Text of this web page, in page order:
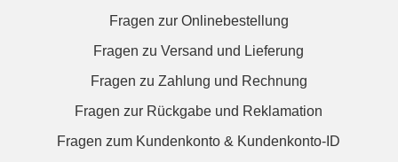
Fragen zur Onlinebestellung
Fragen zu Versand und Lieferung
Fragen zu Zahlung und Rechnung
Fragen zur Rückgabe und Reklamation
Fragen zum Kundenkonto & Kundenkonto-ID